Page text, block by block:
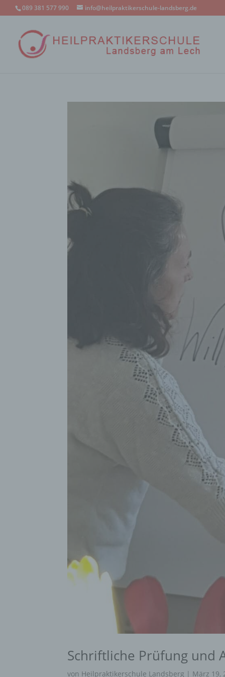
089 381 577 990 info@heilpraktikerschule-landsberg.de
Schriftliche Prüfung und
von Heilpraktikerschule Landsberg | März 19,